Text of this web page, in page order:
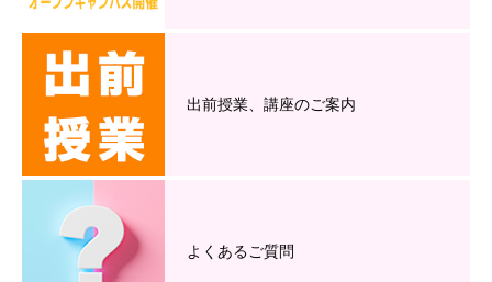
出前授業、講座のご案内
よくあるご質問